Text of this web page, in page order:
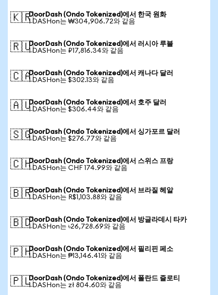
🇰🇷DoorDash (Ondo Tokenized)에서 한국 원화
1 DASHon는 ₩304,906.72와 같음
🇷🇺DoorDash (Ondo Tokenized)에서 러시아 루블
1 DASHon는 ₽17,816.34와 같음
🇨🇦DoorDash (Ondo Tokenized)에서 캐나다 달러
1 DASHon는 $302.13와 같음
🇦🇺DoorDash (Ondo Tokenized)에서 호주 달러
1 DASHon는 $306.44와 같음
🇸🇬DoorDash (Ondo Tokenized)에서 싱가포르 달러
1 DASHon는 $276.77와 같음
🇨🇭DoorDash (Ondo Tokenized)에서 스위스 프랑
1 DASHon는 CHF 174.99와 같음
🇧🇷DoorDash (Ondo Tokenized)에서 브라질 헤알
1 DASHon는 R$1,103.88와 같음
🇧🇩DoorDash (Ondo Tokenized)에서 방글라데시 타카
1 DASHon는 ৳26,728.69와 같음
🇵🇭DoorDash (Ondo Tokenized)에서 필리핀 페소
1 DASHon는 ₱13,146.41와 같음
🇵🇱DoorDash (Ondo Tokenized)에서 폴란드 즐로티
1 DASHon는 zł 804.60와 같음